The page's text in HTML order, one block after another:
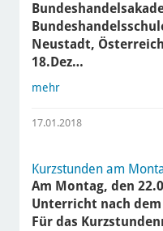
Neustadt,
18.Dez…
mehr
17.01.2018
Kurzstunden am
Am Montag, den
Unterricht nach
Für das